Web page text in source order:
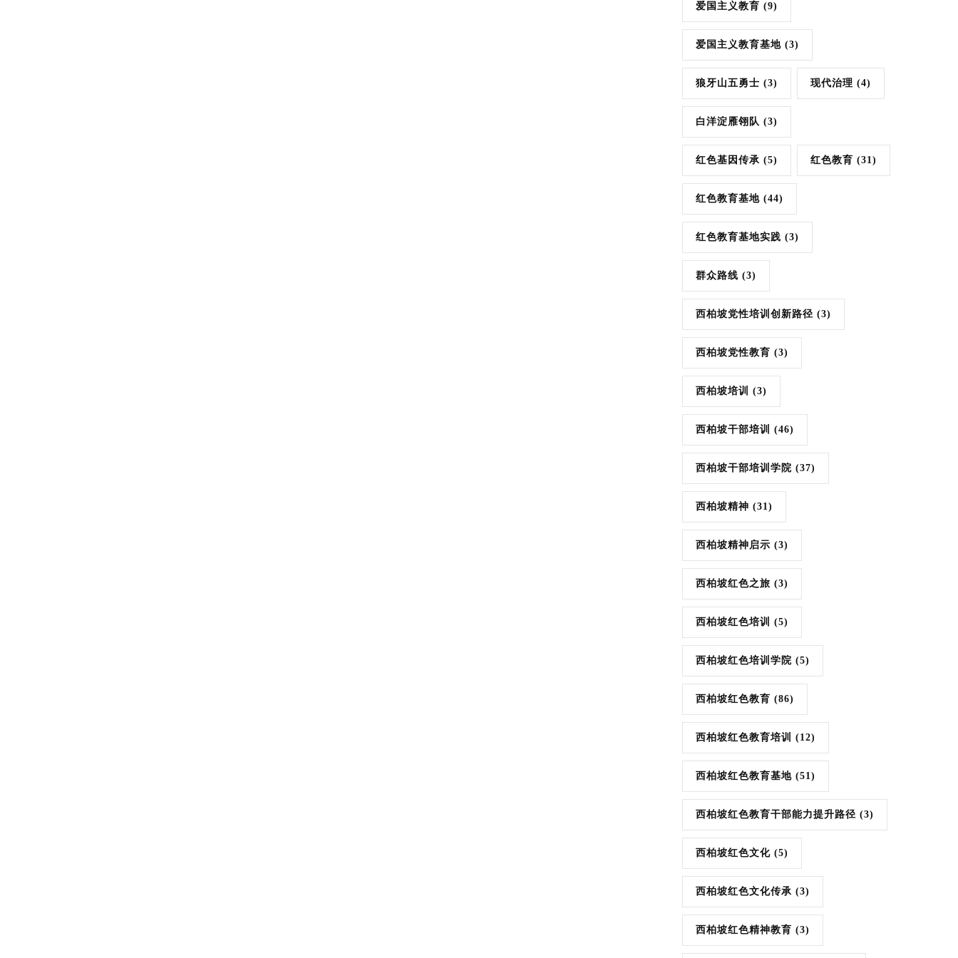
爱国主义教育 (9)
爱国主义教育基地 (3)
狼牙山五勇士 (3) 现代治理 (4)
白洋淀雁翎队 (3)
红色基因传承 (5) 红色教育 (31)
红色教育基地 (44)
红色教育基地实践 (3)
群众路线 (3)
西柏坡党性培训创新路径 (3)
西柏坡党性教育 (3)
西柏坡培训 (3)
西柏坡干部培训 (46)
西柏坡干部培训学院 (37)
西柏坡精神 (31)
西柏坡精神启示 (3)
西柏坡红色之旅 (3)
西柏坡红色培训 (5)
西柏坡红色培训学院 (5)
西柏坡红色教育 (86)
西柏坡红色教育培训 (12)
西柏坡红色教育基地 (51)
西柏坡红色教育干部能力提升路径 (3)
西柏坡红色文化 (5)
西柏坡红色文化传承 (3)
西柏坡红色精神教育 (3)